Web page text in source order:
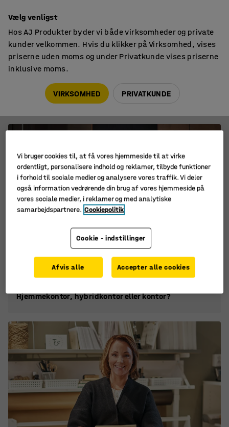
Kampagner
Hjemmekontor, hybridkontor eller kontor?
Vælg venligst
Hos AJ Produkter byder vi både virksomheder og private
kunder velkommen. Hvis du klikker på Virksomhed, vises
priserne uden moms og under Privatkunde vises priserne
inklusive moms.
VIRKSOMHED PRIVATKUNDE
Vi bruger cookies til, at få vores hjemmeside til at virke
ordentligt, personalisere indhold og reklamer, tilbyde funktioner
i forhold til sociale medier og analysere vores traffik. Vi deler
også information vedrørende din brug af vores hjemmeside på
vores sociale medier, i reklamer og med analytiske
samarbejdspartnere. Cookiepolitik
Cookie - indstillinger
Afvis alle Accepter alle cookies